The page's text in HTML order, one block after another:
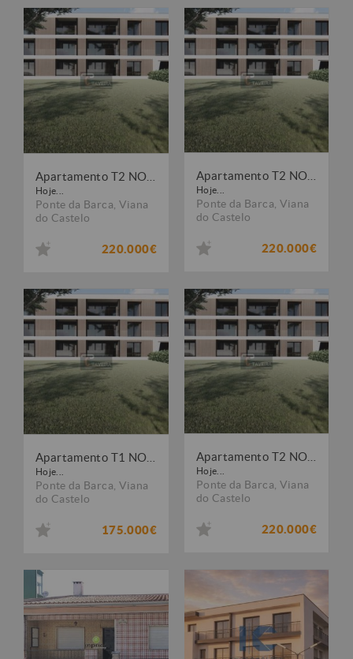
Hoje...
Ponte da Barca Viana
do Castelo
220.000€
Hoje...
Ponte da Barca Viana
do Castelo
220.000€
Hoje...
Ponte da Barca Viana
do Castelo
175.000€
Hoje...
Ponte da Barca Viana
do Castelo
220.000€